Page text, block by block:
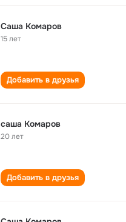
Саша Комаров
15 лет
Добавить в друзья
саша Комаров
20 лет
Добавить в друзья